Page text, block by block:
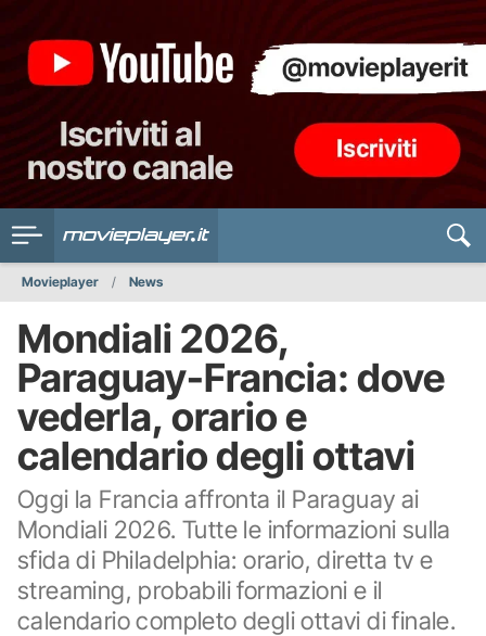
Movieplayer News
Mondiali 2026,
Paraguay-Francia: dove
vederla, orario e
calendario degli ottavi
Oggi la Francia affronta il Paraguay ai
Mondiali 2026. Tutte le informazioni sulla
sfida di Philadelphia: orario, diretta tv e
streaming, probabili formazioni e il
calendario completo degli ottavi di finale.